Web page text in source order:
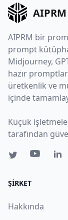
AIPRM
AIPRM bir
prompt
Midjourney,
hazır
üretkenlik ve
içinde
Küçük
tarafından
ŞIRKET
Hakkında